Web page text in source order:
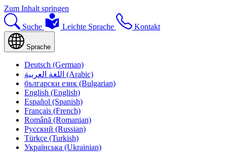
Zum Inhalt springen
Suche Leichte Sprache Kontakt
Sprache
Deutsch (German)
اللغة العربية (Arabic)
български език (Bulgarian)
English (English)
Español (Spanish)
Français (French)
Română (Romanian)
Русский (Russian)
Türkçe (Turkish)
Українська (Ukrainian)